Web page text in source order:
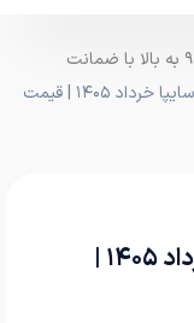
خودرو شاپ، خرید و فروش خودرو اقساطی مدل ۹۰ به بالا با ضمانت
» شرایط فروش وانت ۱۵۱ سایپا خرداد ۱۴۰۵ | قیمت
شرایط فروش وانت ۱۵۱ سایپا خرداد ۱۴۰۵ |